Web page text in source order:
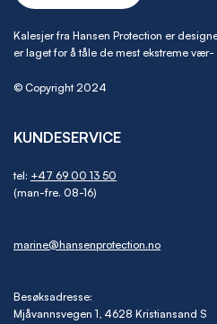
Kalesjer fra Hansen Protection er
er laget for å tåle de mest ekstreme
© Copyright 2024
KUNDESERVICE
tel: +47 69 00 13 50
(man-fre. 08-16)
marine@hansenprotection.no
Besøksadresse:
Mjåvannsvegen 1, 4628 Kristiansand S